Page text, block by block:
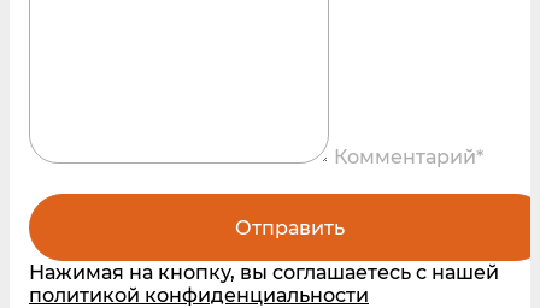
Комментарий*
Отправить
Нажимая на кнопку, вы соглашаетесь с нашей
политикой конфиденциальности